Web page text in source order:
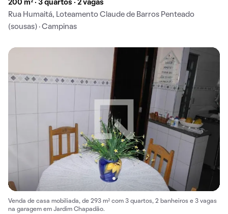
200 m² · 3 quartos · 2 vagas
Rua Humaitá, Loteamento Claude de Barros Penteado
(sousas) · Campinas
Venda de casa mobiliada, de 293 m² com 3 quartos, 2 banheiros e 3 vagas
na garagem em Jardim Chapadão.